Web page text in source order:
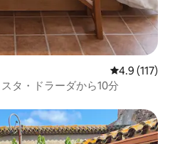
レビュー117
4.9 (117)
タ・ドラーダから10分
。